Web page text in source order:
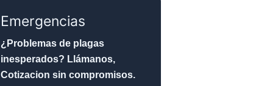
Emergencias
¿Problemas de plagas
inesperados? Llámanos,
Cotizacion sin compromisos.